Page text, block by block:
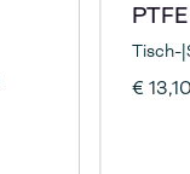
Tisch-
€